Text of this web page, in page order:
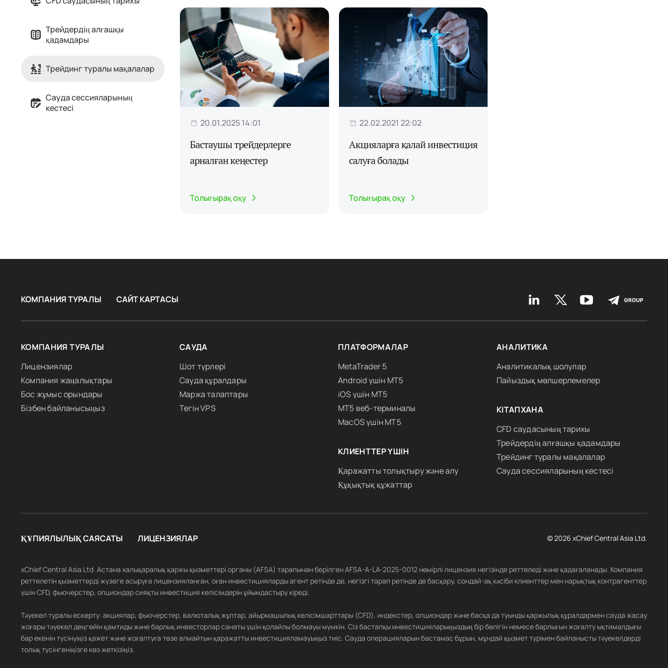
Трейдердің алғашқы
қадамдары
Трейдинг туралы мақалалар
Сауда сессияларының
кестесі
20.01.2025 14:01
Бастаушы трейдерлерге
арналған кеңестер
Толығырақ оқу
22.02.2021 22:02
Акцияларға қалай инвестиция
салуға болады
Толығырақ оқу
КОМПАНИЯ ТУРАЛЫ САЙТ КАРТАСЫ
КОМПАНИЯ ТУРАЛЫ
Лицензиялар
Компания жаңалықтары
Бос жұмыс орындары
Бізбен байланысыңыз
САУДА
Шот түрлері
Сауда құралдары
Маржа талаптары
Тегін VPS
ПЛАТФОРМАЛАР
MetaTrader 5
Android үшін MT5
iOS үшін MT5
MT5 веб-терминалы
MacOS үшін MT5
КЛИЕНТТЕР ҮШІН
Қаражатты толықтыру және алу
Құқықтық құжаттар
АНАЛИТИКА
Аналитикалық шолулар
Пайыздық мөлшерлемелер
КІТАПХАНА
CFD саудасының тарихы
Трейдердің алғашқы қадамдары
Трейдинг туралы мақалалар
Сауда сессияларының кестесі
ҚҰПИЯЛЫЛЫҚ САЯСАТЫ ЛИЦЕНЗИЯЛАР © 2026 xChief Central Asia Ltd.
xChief Central Asia Ltd. Астана халықаралық қаржы қызметтері органы (AFSA) тарапынан берілген AFSA-A-LA-2025-0012 нөмірлі лицензия негізінде реттеледі және қадағаланады. Компания
реттелетін қызметтерді жүзеге асыруға лицензияланған, оған инвестицияларды агент ретінде де, негізгі тарап ретінде де басқару, сондай-ақ кәсіби клиенттер мен нарықтық контрагенттер
үшін CFD, фьючерстер, опциондар сияқты инвестиция келісімдерін ұйымдастыру кіреді.
Тәуекел туралы ескерту: акциялар, фьючерстер, валюталық жұптар, айырмашылық келісімшарттары (CFD), индекстер, опциондар және басқа да туынды қаржылық құралдармен сауда жасау
жоғары тәуекел деңгейін қамтиды және барлық инвесторлар санаты үшін қолайлы болмауы мүмкін. Сіз бастапқы инвестицияларыңыздың бір бөлігін немесе барлығын жоғалту ықтималдығы
бар екенін түсінуіңіз қажет және жоғалтуға төзе алмайтын қаражатты инвестицияламауыңыз тиіс. Сауда операцияларын бастамас бұрын, мұндай қызмет түрімен байланысты тәуекелдерді
толық түсінгеніңізге көз жеткізіңіз.